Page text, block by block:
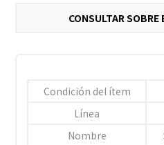
CONSULTAR SOBRE
Condición del ítem
Línea
Nombre